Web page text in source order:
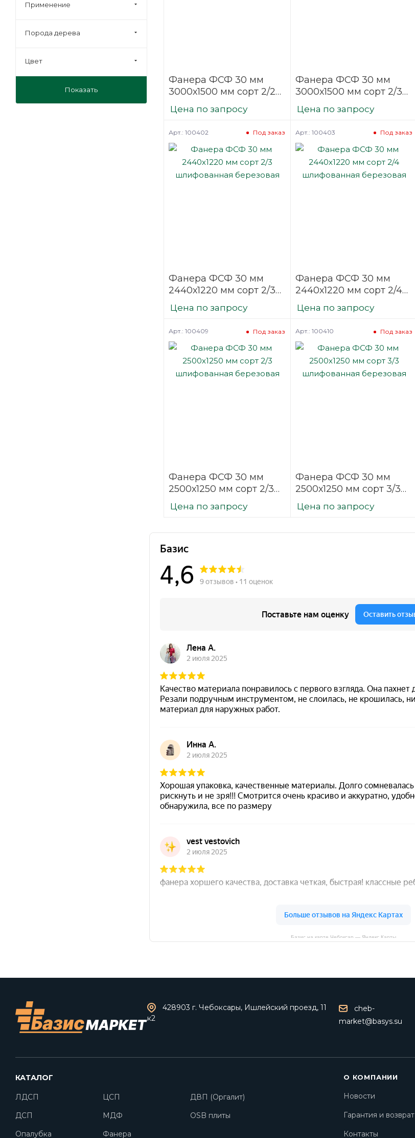
Фанера ФСФ 30 мм
3000х1500 мм сорт 2/2
шлифованная
березовая
Цена по запросу
Фанера ФСФ 30 мм
3000х1500 мм сорт 2/3
шлифованная
березовая
Цена по запросу
Фанера ФСФ 30 мм
2440х1220 мм сорт 2/3
шлифованная
березовая
Под заказ
Арт.: 100402
Цена по запросу
Фанера ФСФ 30 мм
2440х1220 мм сорт 2/4
шлифованная
березовая
Под заказ
Арт.: 100403
Цена по запросу
Фанера ФСФ 30 мм
2500х1250 мм сорт 2/3
шлифованная
березовая
Под заказ
Арт.: 100409
Цена по запросу
Фанера ФСФ 30 мм
2500х1250 мм сорт 3/3
шлифованная
березовая
Под заказ
Арт.: 100410
Цена по запросу
Применение
Порода дерева
Цвет
Показать
Базис на карте Чебоксар — Яндекс Карты
428903 г. Чебоксары, Ишлейский проезд, 11
к2
cheb-
market@basys.su
КАТАЛОГ
ЛДСП ЦСП
ДВП (Оргалит)
ДСП
МДФ
OSB плиты
Опалубка
Фанера
О КОМПАНИИ
Новости
Гарантия и возврат
Контакты